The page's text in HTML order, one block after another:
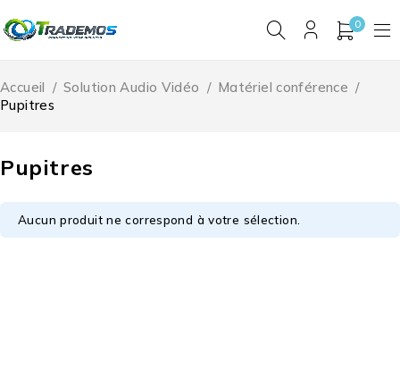
0
Pupitres
Accueil / Solution Audio Vidéo / Matériel conférence /
Pupitres
Aucun produit ne correspond à votre sélection.